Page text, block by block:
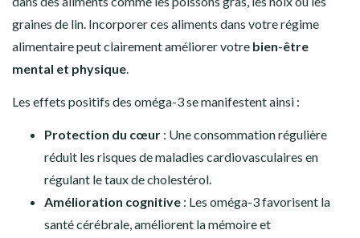
graines de lin. Incorporer ces aliments dans votre régime
alimentaire peut clairement améliorer votre bien-être
mental et physique.
Les effets positifs des oméga-3 se manifestent ainsi :
Protection du cœur : Une consommation régulière
réduit les risques de maladies cardiovasculaires en
régulant le taux de cholestérol.
Amélioration cognitive : Les oméga-3 favorisent la
santé cérébrale, améliorent la mémoire et